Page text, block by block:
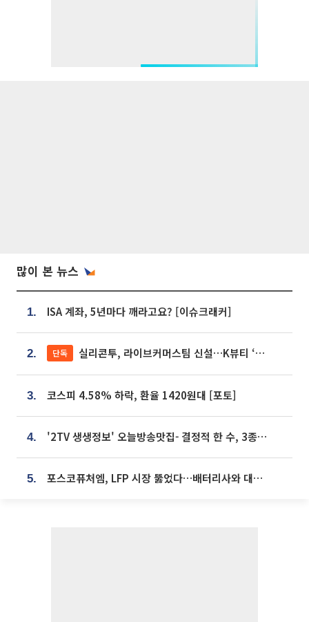
많이 본 뉴스
1. ISA 계좌, 5년마다 깨라고요? [이슈크래커]
2. 단독 실리콘투, 라이브커머스팀 신설…K뷰티 ‘글로벌 판매망’ 확대[K뷰티 라방戰]
3. 코스피 4.58% 하락, 환율 1420원대 [포토]
4. '2TV 생생정보' 오늘방송맛집- 결정적 한 수, 3종 메밀면! 메밀 소바 맛집 '의○○○○'
5. 포스코퓨처엠, LFP 시장 뚫었다…배터리사와 대규모 장기 공급 합의